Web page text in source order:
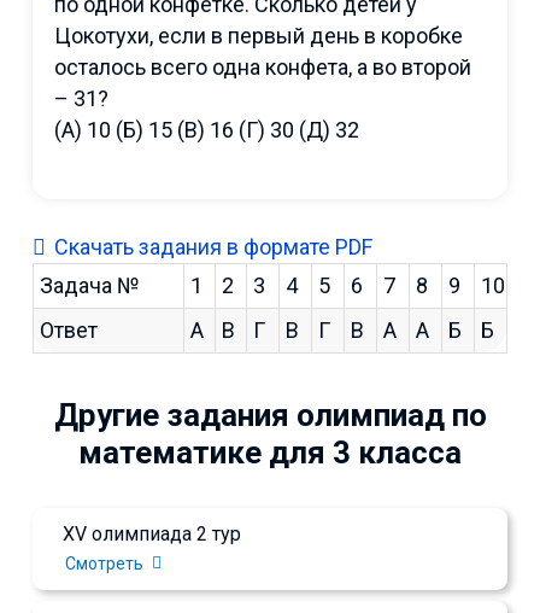
Цокотухи, если в первый день в коробке
осталось всего одна конфета, а во второй
– 31?
(А) 10 (Б) 15 (В) 16 (Г) 30 (Д) 32
Скачать задания в формате PDF
Задача №
1 2 3 4 5 6 7 8 9
10
Ответ
А В Г В Г В А А Б Б
Другие задания олимпиад по
математике для 3 класса
XV олимпиада 2 тур
Смотреть